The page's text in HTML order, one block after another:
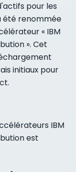
pour les
été renommée
« IBM
». Cet
initiaux pour
IBM
est